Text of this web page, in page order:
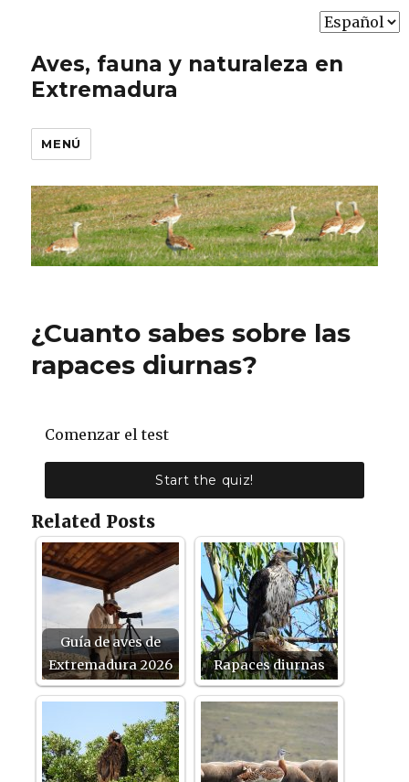
Aves, fauna y naturaleza en
Extremadura
MENÚ
¿Cuanto sabes sobre las
rapaces diurnas?
Comenzar el test
Start the quiz!
Related Posts
Guía de aves de
Extremadura 2026
Rapaces diurnas
Elegir
idioma